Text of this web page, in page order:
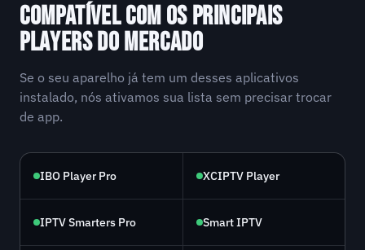
COMPATÍVEL COM OS PRINCIPAIS
PLAYERS DO MERCADO
Se o seu aparelho já tem um desses aplicativos
instalado, nós ativamos sua lista sem precisar trocar
de app.
IBO Player Pro XCIPTV Player
IPTV Smarters Pro Smart IPTV